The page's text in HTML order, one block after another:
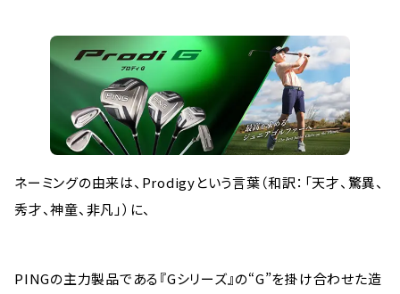
ネーミングの由来は、Prodigyという言葉（和訳：「天才、驚異、
秀才、神童、非凡」）に、
PINGの主力製品である『Gシリーズ』の“G”を掛け合わせた造